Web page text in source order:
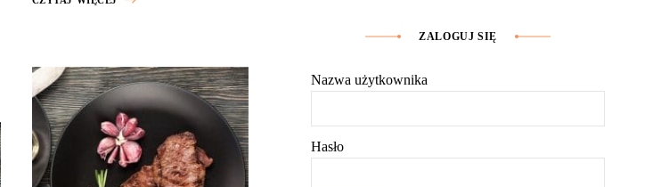
ZALOGUJ SIĘ
Nazwa użytkownika
Hasło